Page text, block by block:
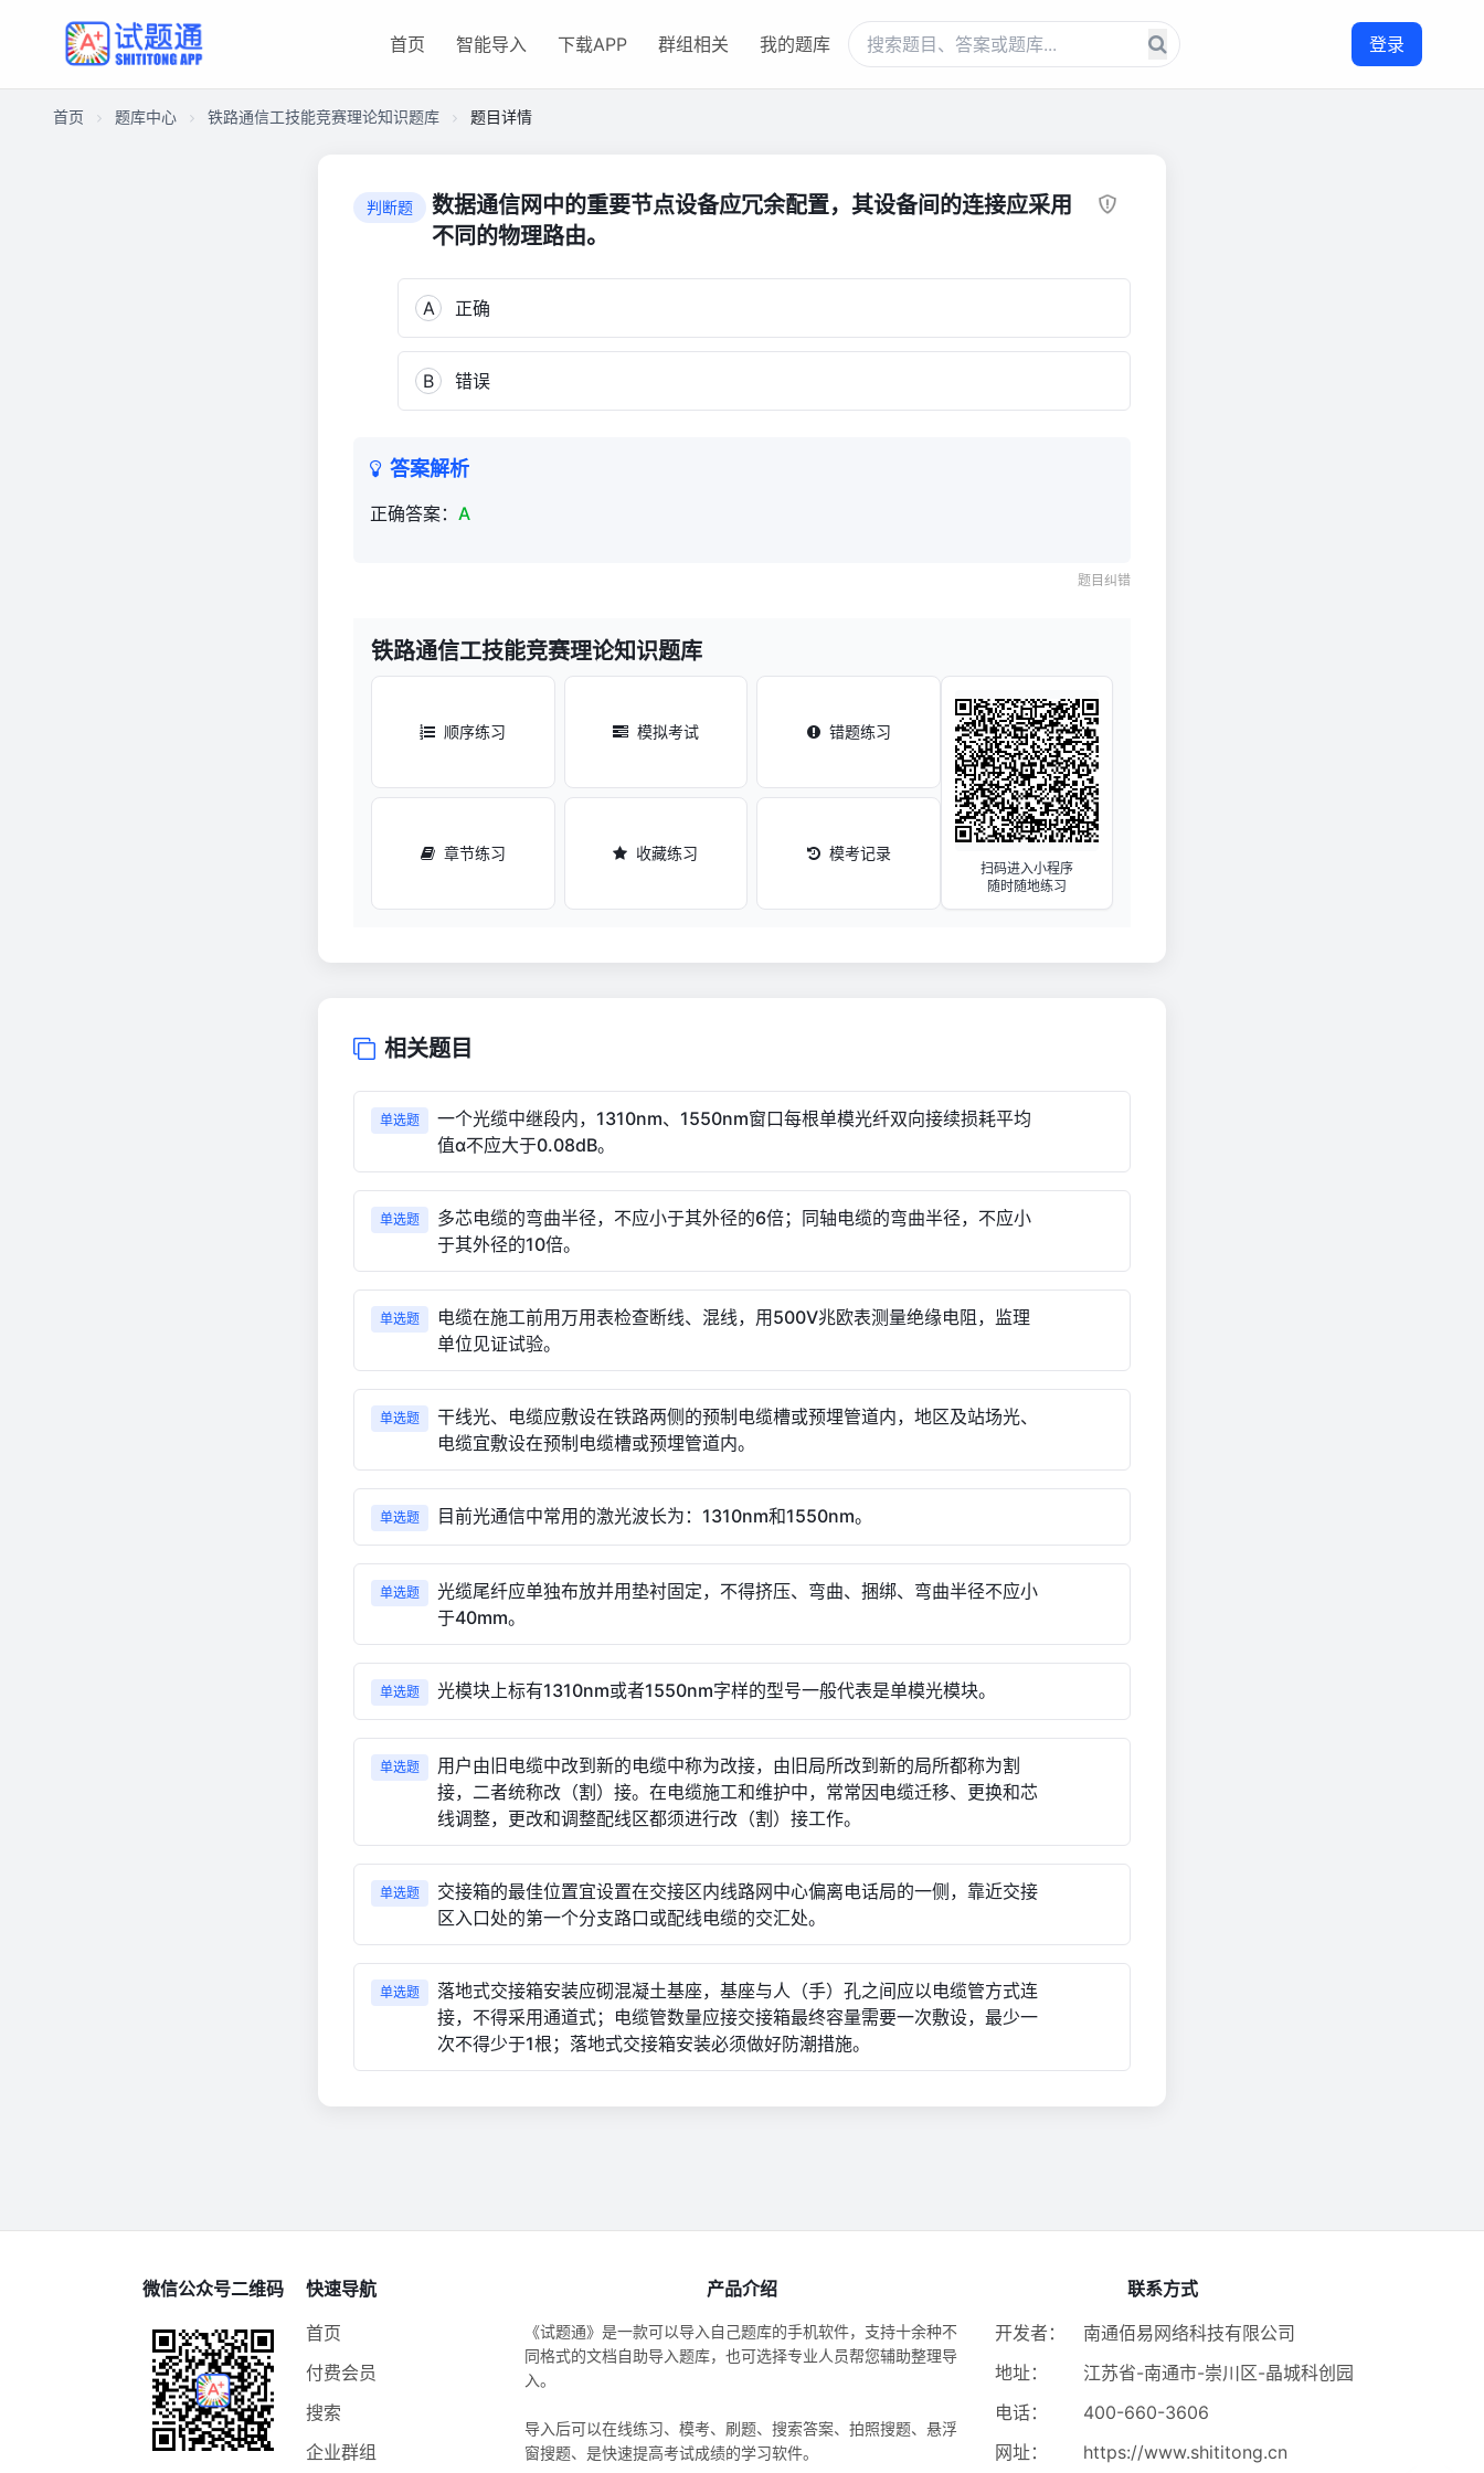
首页 智能导入 下载APP 群组相关 我的题库 登录
首页 题库中心 铁路通信工技能竞赛理论知识题库 题目详情
判断题
数据通信网中的重要节点设备应冗余配置，其设备间的连接应采用
不同的物理路由。
A 正确
B 错误
答案解析
正确答案： A
题目纠错
铁路通信工技能竞赛理论知识题库
顺序练习 模拟考试 错题练习
章节练习 收藏练习 模考记录
扫码进入小程序
随时随地练习
相关题目
单选题
一个光缆中继段内，1310nm、1550nm窗口每根单模光纤双向接续损耗平均
值α不应大于0.08dB。
单选题
多芯电缆的弯曲半径，不应小于其外径的6倍；同轴电缆的弯曲半径，不应小
于其外径的10倍。
单选题
电缆在施工前用万用表检查断线、混线，用500V兆欧表测量绝缘电阻，监理
单位见证试验。
单选题
干线光、电缆应敷设在铁路两侧的预制电缆槽或预埋管道内，地区及站场光、
电缆宜敷设在预制电缆槽或预埋管道内。
单选题 目前光通信中常用的激光波长为：1310nm和1550nm。
单选题
光缆尾纤应单独布放并用垫衬固定，不得挤压、弯曲、捆绑、弯曲半径不应小
于40mm。
单选题 光模块上标有1310nm或者1550nm字样的型号一般代表是单模光模块。
单选题
用户由旧电缆中改到新的电缆中称为改接，由旧局所改到新的局所都称为割
接，二者统称改（割）接。在电缆施工和维护中，常常因电缆迁移、更换和芯
线调整，更改和调整配线区都须进行改（割）接工作。
单选题
交接箱的最佳位置宜设置在交接区内线路网中心偏离电话局的一侧，靠近交接
区入口处的第一个分支路口或配线电缆的交汇处。
单选题
落地式交接箱安装应砌混凝土基座，基座与人（手）孔之间应以电缆管方式连
接，不得采用通道式；电缆管数量应接交接箱最终容量需要一次敷设，最少一
次不得少于1根；落地式交接箱安装必须做好防潮措施。
微信公众号二维码
快速导航
首页
付费会员
搜索
企业群组
产品介绍
《试题通》是一款可以导入自己题库的手机软件，支持十余种不
同格式的文档自助导入题库，也可选择专业人员帮您辅助整理导
入。
导入后可以在线练习、模考、刷题、搜索答案、拍照搜题、悬浮
窗搜题、是快速提高考试成绩的学习软件。
联系方式
开发者：
南通佰易网络科技有限公司
地址：
江苏省-南通市-崇川区-晶城科创园
电话：
400-660-3606
网址：
https://www.shititong.cn